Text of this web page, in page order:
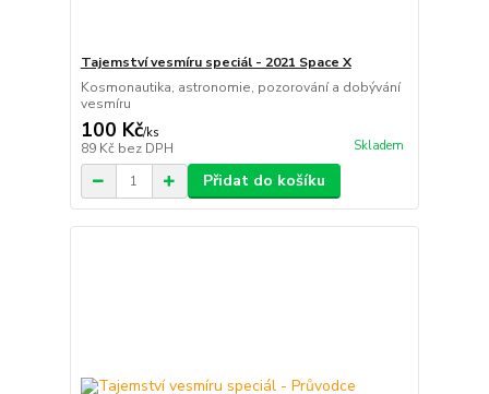
Tajemství vesmíru speciál - 2021 Space X
Kosmonautika, astronomie, pozorování a dobývání
vesmíru
100 Kč/ks
89 Kč bez DPH Skladem
Přidat do košíku